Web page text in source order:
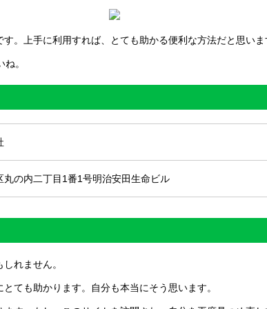
。上手に利用すれば、とても助かる便利な方法だと思いま
。
丸の内二丁目1番1号明治安田生命ビル
れません。
ても助かります。自分も本当にそう思います。